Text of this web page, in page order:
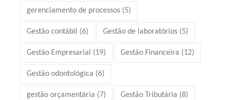
gerenciamento de processos (5)
Gestão contábil (6) Gestão de laboratórios (5)
Gestão Empresarial (19) Gestão Financeira (12)
Gestão odontológica (6)
gestão orçamentária (7) Gestão Tributária (8)